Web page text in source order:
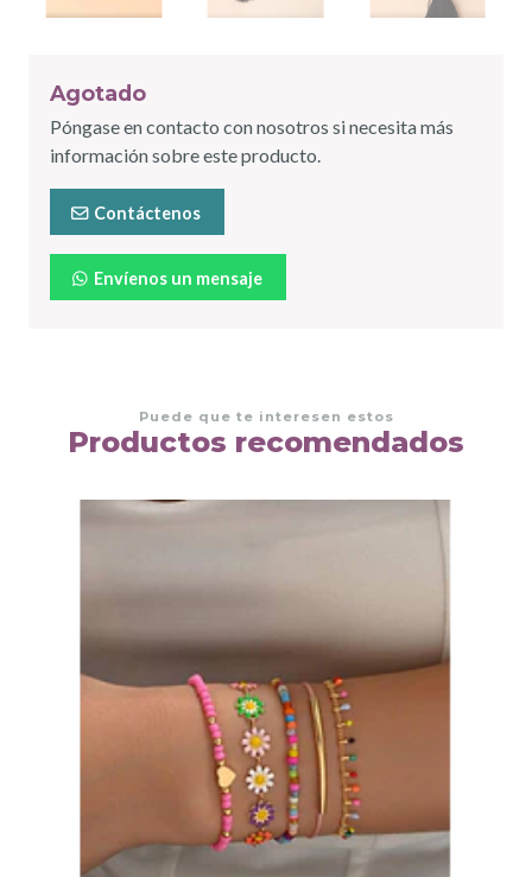
Agotado
Póngase en contacto con nosotros si necesita más
información sobre este producto.
Contáctenos
Envíenos un mensaje
Puede que te interesen estos
Productos recomendados